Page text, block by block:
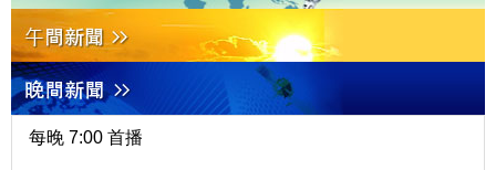
每晚 7:00 首播